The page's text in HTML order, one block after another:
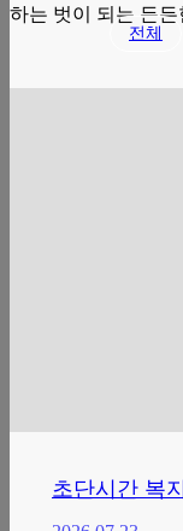
하는 벗이 되는 든
전체
초단시간 복